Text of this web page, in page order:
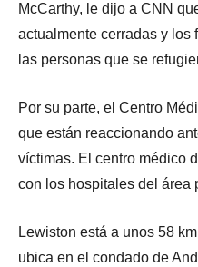
McCarthy, le dijo a CNN
actualmente cerradas y
las personas que se
Por su parte, el Centro
que están reaccionando
víctimas. El centro médico
con los hospitales del área
Lewiston está a unos 58
ubica en el condado de